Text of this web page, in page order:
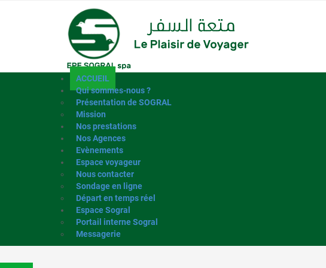
ACCUEIL
Qui sommes-nous ?
Présentation de SOGRAL
Mission
Nos prestations
Nos Agences
Evènements
Espace voyageur
Nous contacter
Sondage en ligne
Départ en temps réel
Espace Sogral
Portail interne Sogral
Messagerie